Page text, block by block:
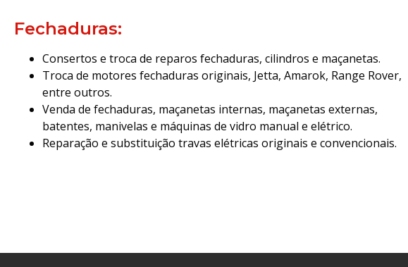
Fechaduras:
Consertos e troca de reparos fechaduras, cilindros e maçanetas.
Troca de motores fechaduras originais, Jetta, Amarok, Range Rover,
entre outros.
Venda de fechaduras, maçanetas internas, maçanetas externas,
batentes, manivelas e máquinas de vidro manual e elétrico.
Reparação e substituição travas elétricas originais e convencionais.